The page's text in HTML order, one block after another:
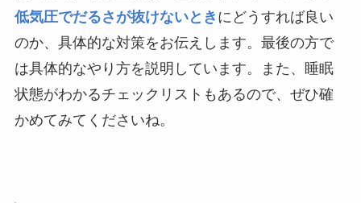
低気圧でだるさが抜けないとき にどうすれば良い
のか、具体的な対策をお伝えします。最後の方で
は具体的なやり方を説明しています。また、睡眠
状態がわかるチェックリストもあるので、ぜひ確
かめてみてくださいね。